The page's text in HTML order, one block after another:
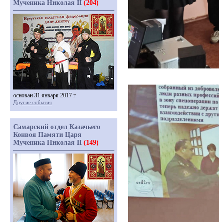
Мученика Николая II (204)
основан 31 января 2017 г.
Другие события
Самарский отдел Казачьего
Конвоя Памяти Царя
Мученика Николая II (149)